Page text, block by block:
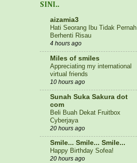
SINI..
aizamia3
Hati Seorang Ibu Tidak Pernah
Berhenti Risau
4 hours ago
Miles of smiles
Appreciating my international
virtual friends
10 hours ago
Sunah Suka Sakura dot
com
Beli Buah Dekat Fruitbox
Cyberjaya
20 hours ago
Smile... Smile... Smile...
Happy Birthday Sofea!
20 hours ago